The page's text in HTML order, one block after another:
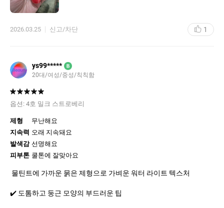
드려요
그냥 사용성 좋고 저렴한 워터틴트입니다. 너무 많은 걸 바라기엔
2026.03.25 신고/차단 1
ys99***** B
20대/여성/중성/칙칙함
옵션: 4호 밀크 스트로베리
제형
무난해요
지속력 오래 지속돼요
발색감 선명해요
피부톤 쿨톤에 잘맞아요
️ 물틴트에 가까운 묽은 제형으로 가벼운 워터 라이트 텍스처
✔️ 도톰하고 둥근 모양의 부드러운 팁